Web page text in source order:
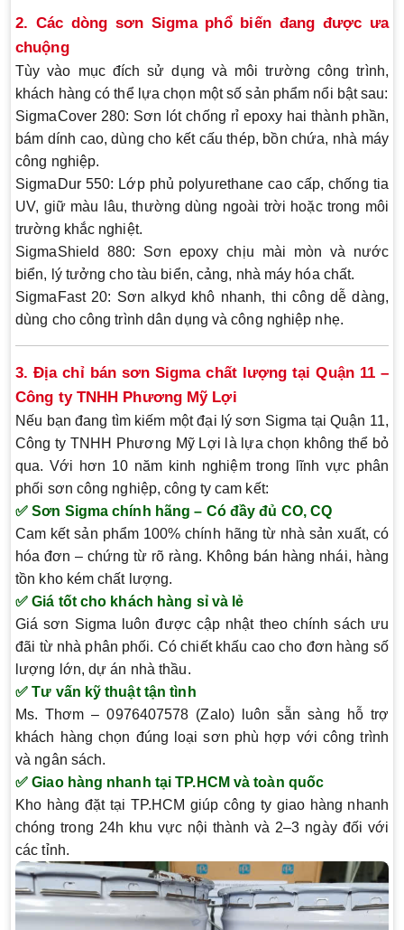
2. Các dòng sơn Sigma phổ biến đang được ưa
chuộng
Tùy vào mục đích sử dụng và môi trường công trình,
khách hàng có thể lựa chọn một số sản phẩm nổi bật sau:
SigmaCover 280: Sơn lót chống rỉ epoxy hai thành phần,
bám dính cao, dùng cho kết cấu thép, bồn chứa, nhà máy
công nghiệp.
SigmaDur 550: Lớp phủ polyurethane cao cấp, chống tia
UV, giữ màu lâu, thường dùng ngoài trời hoặc trong môi
trường khắc nghiệt.
SigmaShield 880: Sơn epoxy chịu mài mòn và nước
biển, lý tưởng cho tàu biển, cảng, nhà máy hóa chất.
SigmaFast 20: Sơn alkyd khô nhanh, thi công dễ dàng,
dùng cho công trình dân dụng và công nghiệp nhẹ.
3. Địa chỉ bán sơn Sigma chất lượng tại Quận 11 –
Công ty TNHH Phương Mỹ Lợi
Nếu bạn đang tìm kiếm mộtđại lý sơn Sigma tại Quận 11,
Công ty TNHH Phương Mỹ Lợi là lựa chọn không thể bỏ
qua. Với hơn 10 năm kinh nghiệm trong lĩnh vực phân
phối sơn công nghiệp, công ty cam kết:
✅ Sơn Sigma chính hãng – Có đầy đủ CO, CQ
Cam kết sản phẩm 100% chính hãng từ nhà sản xuất, có
hóa đơn – chứng từ rõ ràng. Không bán hàng nhái, hàng
tồn kho kém chất lượng.
✅ Giá tốt cho khách hàng sỉ và lẻ
Giá sơn Sigma luôn được cập nhật theo chính sách ưu
đãi từ nhà phân phối. Có chiết khấu cao cho đơn hàng số
lượng lớn, dự án nhà thầu.
✅ Tư vấn kỹ thuật tận tình
Ms.Thơm – 0976407578 (Zalo)luôn sẵn sàng hỗ trợ
khách hàng chọn đúng loại sơn phù hợp với công trình
và ngân sách.
✅ Giao hàng nhanh tại TP.HCM và toàn quốc
Kho hàng đặt tại TP.HCM giúp công ty giao hàng nhanh
chóng trong 24h khu vực nội thành và 2–3 ngày đối với
các tỉnh.